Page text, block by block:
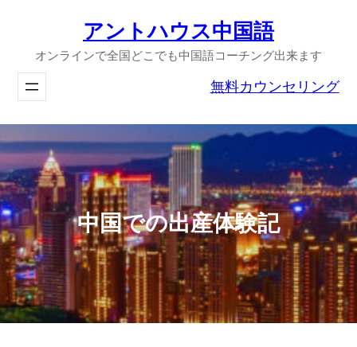
プ
アントハウス中国語
オンラインで全国どこでも中国語コーチング出来ます
無料カウンセリング
中国での出産体験記